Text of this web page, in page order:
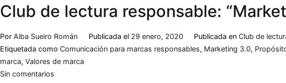
Club de lectura responsable:
Por Alba Sueiro Román Publicada el 29 enero, 2020 Publicada enClub de
Etiquetada como Comunicación para marcas responsables, Marketing 3.0,
marca, Valores de marca
Sin comentarios